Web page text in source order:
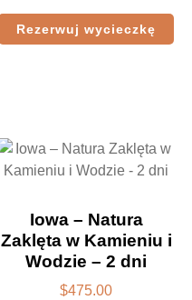
Rezerwuj wycieczkę
Iowa – Natura
Zaklęta w Kamieniu i
Wodzie – 2 dni
$475.00